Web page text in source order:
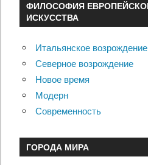
ФИЛОСОФИЯ
ИСКУССТВА
Итальянское возрождение
Северное возрождение
Новое время
Модерн
Современность
ГОРОДА МИРА